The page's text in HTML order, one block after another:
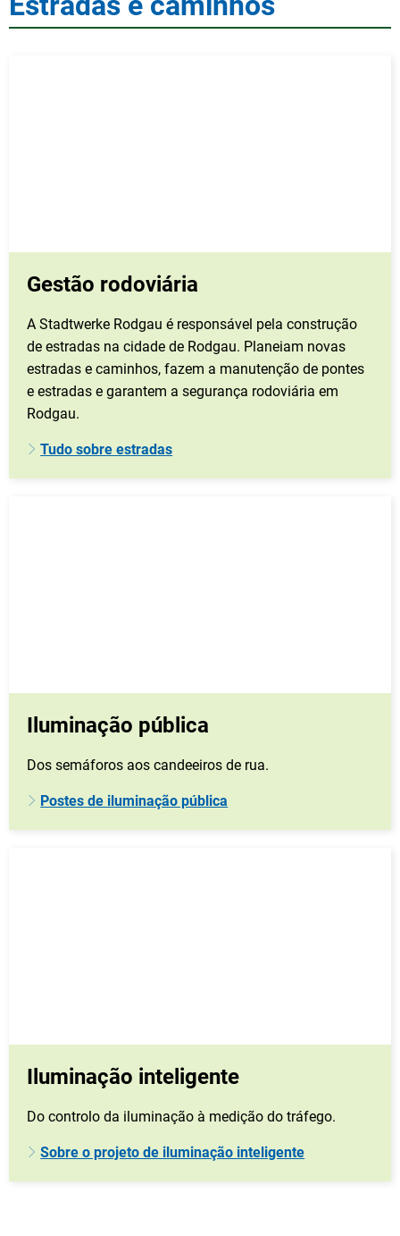
Gestão rodoviária
A Stadtwerke Rodgau é responsável pela construção
de estradas na cidade de Rodgau. Planeiam novas
estradas e caminhos, fazem a manutenção de pontes
e estradas e garantem a segurança rodoviária em
Rodgau.
Tudo sobre estradas
Iluminação pública
Dos semáforos aos candeeiros de rua.
Postes de iluminação pública
Iluminação inteligente
Do controlo da iluminação à medição do tráfego.
Sobre o projeto de iluminação inteligente